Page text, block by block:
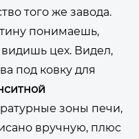
того же завода.
понимаешь,
цех. Видел,
под ковку для
зоны печи,
вручную, плюс